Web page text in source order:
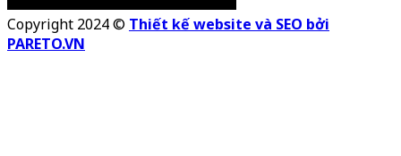
Copyright 2024 © Thiết kế website và SEO bởi
PARETO.VN